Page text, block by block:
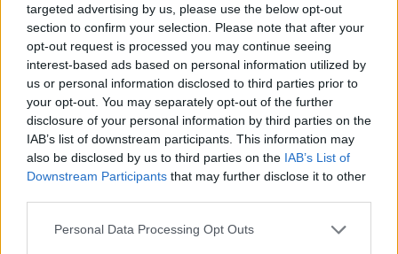
targeted advertising by us, please use the below opt-out
section to confirm your selection. Please note that after your
opt-out request is processed you may continue seeing
interest-based ads based on personal information utilized by
us or personal information disclosed to third parties prior to
your opt-out. You may separately opt-out of the further
disclosure of your personal information by third parties on the
IAB’s list of downstream participants. This information may
also be disclosed by us to third parties on the IAB’s List of
Downstream Participants that may further disclose it to other
Please note that this website/app uses one or more Google
Personal Data Processing Opt Outs
Lifestyle Videos